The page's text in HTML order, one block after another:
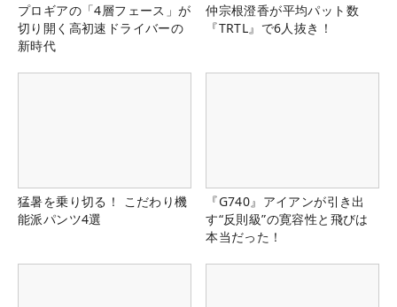
プロギアの「4層フェース」が
切り開く高初速ドライバーの
新時代
仲宗根澄香が平均パット数
『TRTL』で6人抜き！
猛暑を乗り切る！ こだわり機
能派パンツ4選
『G740』アイアンが引き出
す“反則級”の寛容性と飛びは
本当だった！